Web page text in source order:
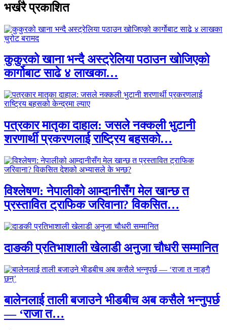
भर्खरै प्रकाशित
कुकुरको खाना भन्दै अस्ट्रेलिया पठाउन खोजिएको
कार्गोबाट साढे ४ लाखका…
पत्रकार मातृका दाहाल: जसले नक्कली भुटानी
शरणार्थी प्रकरणलाई राष्ट्रिय बहसको…
विश्लेषण: नेपालीको आम्दानीसँग मेल खान्छ त
प्रस्तावित ट्राफिक जरिवाना? विकसित…
दाङकी प्रतिभाशाली खेलाडी अनुजा चौधरी सम्मानित
बालेनलाई ताली बजाउने भीडबीच अब कसैले भन्नुपर्छ
— ‘राजा त…